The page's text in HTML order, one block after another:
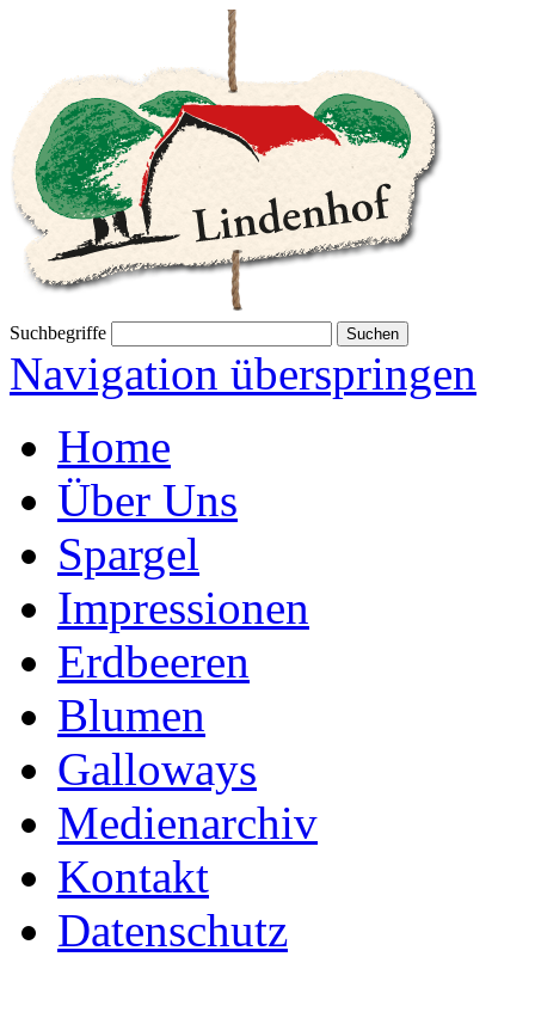
Suchbegriffe
Navigation überspringen
Home
Über Uns
Spargel
Impressionen
Erdbeeren
Blumen
Galloways
Medienarchiv
Kontakt
Datenschutz